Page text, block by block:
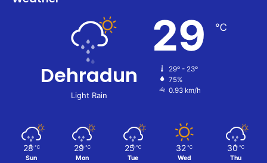
Dehradun
Light Rain
29 ℃
29º - 23º
75%
0.93 km/h
28 ℃
Sun
29 ℃
Mon
25 ℃
Tue
32 ℃
Wed
30 ℃
Thu